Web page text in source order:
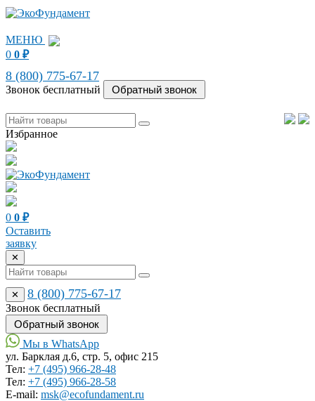
МЕНЮ
0 0 ₽
8 (800) 775-67-17
Звонок бесплатный
Избранное
0 0 ₽
Оставить
заявку
✕
✕ 8 (800) 775-67-17
Звонок бесплатный
Мы в WhatsApp
ул. Барклая д.6, стр. 5, офис 215
Тел: +7 (495) 966-28-48
Тел: +7 (495) 966-28-58
Е-mail: msk@ecofundament.ru